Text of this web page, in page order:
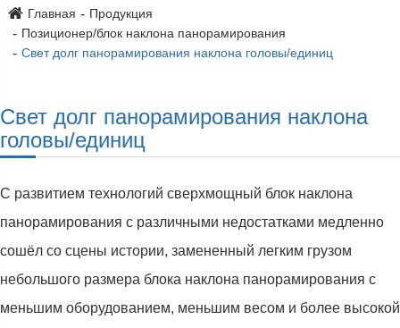
лет!
Главная
Продукция
Позиционер/блок наклона панорамирования
Свет долг панорамирования наклона головы/единиц
Свет долг панорамирования наклона
головы/единиц
С развитием технологий сверхмощный блок наклона
панорамирования с различными недостатками медленно
сошёл со сцены истории, замененный легким грузом
небольшого размера блока наклона панорамирования с
меньшим оборудованием, меньшим весом и более высокой